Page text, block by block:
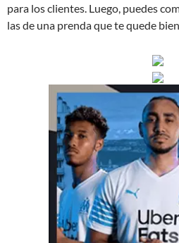
para los clientes. Luego, puedes
las de una prenda que te quede